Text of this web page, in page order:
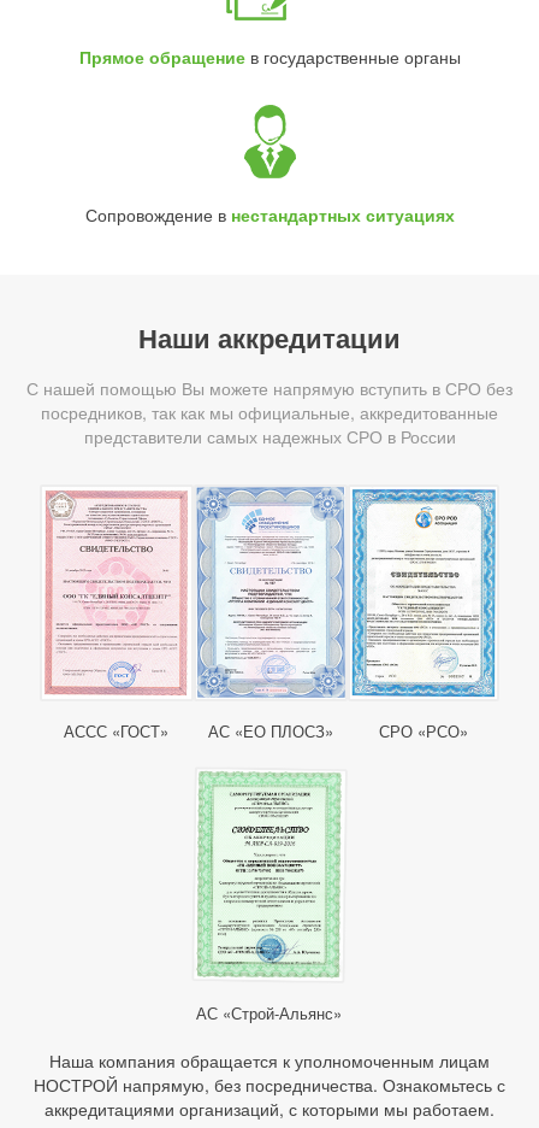
Прямое обращениев государственные органы
Сопровождение в нестандартных ситуациях
Наши аккредитации
С нашей помощью Вы можете напрямую вступить в СРО без
посредников, так как мы официальные, аккредитованные
представители самых надежных СРО в России
АССС «ГОСТ» АС «ЕО ПЛОСЗ» СРО «РСО»
АС «Строй-Альянс»
Наша компания обращается к уполномоченным лицам
НОСТРОЙ напрямую, без посредничества. Ознакомьтесь с
аккредитациями организаций, с которыми мы работаем.